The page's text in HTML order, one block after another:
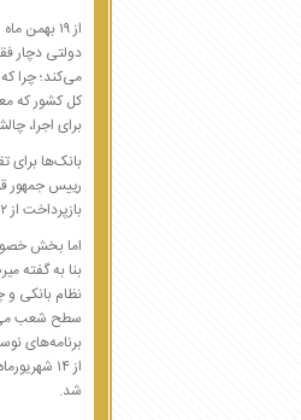
از ۱۹
کل کشور که
برای اجرا،
بانک‌ها
بازپرداخت از ۱۲ به ۱۵ سال رسیده است.
اما بخش
بنا به گفته
نظام بانکی
سطح شعب
از ۱۴
شد.